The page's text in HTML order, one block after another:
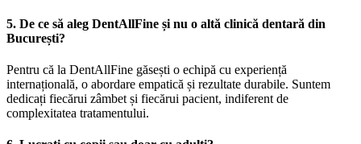
5. De ce să aleg DentAllFine și nu o altă clinică dentară din
București?
Pentru că la DentAllFine găsești o echipă cu experiență
internațională, o abordare empatică și rezultate durabile. Suntem
dedicați fiecărui zâmbet și fiecărui pacient, indiferent de
complexitatea tratamentului.